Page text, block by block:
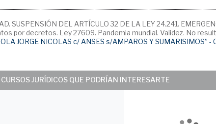
SUSPENSIÓN DEL ARTÍCULO 32 DE LA LEY 24.241.
por decretos. Ley 27609. Pandemia mundial. Validez. No
JORGE NICOLAS c/ ANSES s/AMPAROS Y SUMARISIMOS”
JURÍDICOS QUE PODRÍAN INTERESARTE